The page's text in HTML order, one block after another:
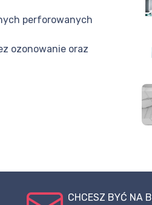
perforowanych
ozonowanie oraz
CHCESZ BYĆ NA